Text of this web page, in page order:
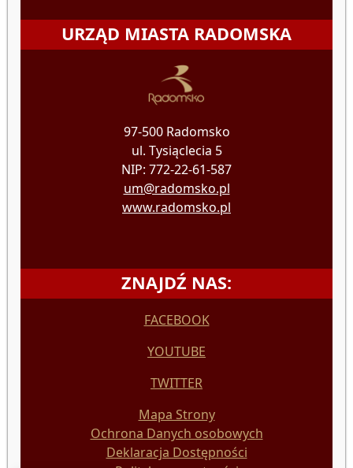
URZĄD MIASTA RADOMSKA
97-500 Radomsko
ul. Tysiąclecia 5
NIP: 772-22-61-587
um@radomsko.pl
www.radomsko.pl
ZNAJDŹ NAS:
FACEBOOK
YOUTUBE
TWITTER
Mapa Strony
Ochrona Danych osobowych
Deklaracja Dostępności